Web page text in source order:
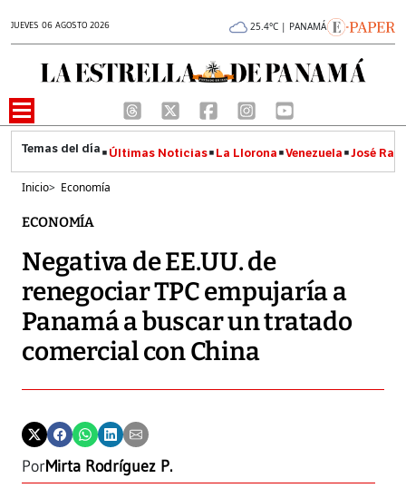
JUEVES 06 AGOSTO 2026 25.4°C | PANAMÁ
Últimas Noticias La Llorona Venezuela José
Inicio> Economía
ECONOMÍA
Negativa de EE.UU. de
renegociar TPC empujaría a
Panamá a buscar un tratado
comercial con China
PorMirta Rodríguez P.